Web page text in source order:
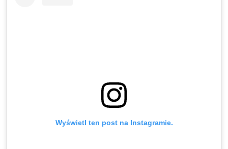
Wyświetl ten post na Instagramie.